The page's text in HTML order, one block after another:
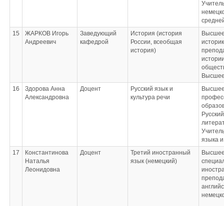
15
ЖАРКОВ Игорь
Андреевич
Заведующий
кафедрой
История (история
России, всеобщая
история)
историк
16
Здорова Анна
Александровна
Доцент
Русский язык и
культура речи
языка
17
Константинова
Наталья
Леонидовна
Доцент
Третий иностранный
язык (немецкий)